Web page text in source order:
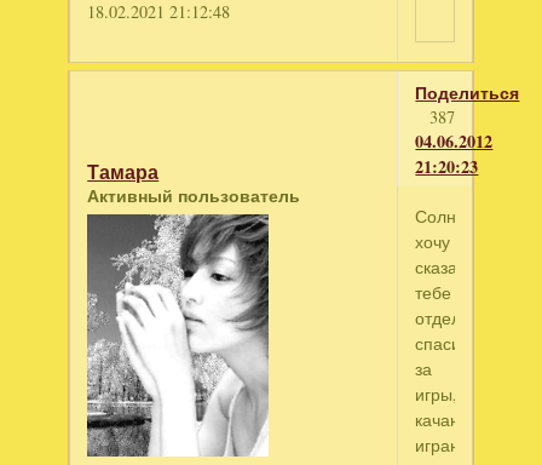
18.02.2021 21:12:48
Поделиться
387
04.06.2012
21:20:23
Тамара
Активный пользователь
Солнышко,
хочу
сказать
тебе
отдельное
спасибо
за
игры,
качаю,
играю,